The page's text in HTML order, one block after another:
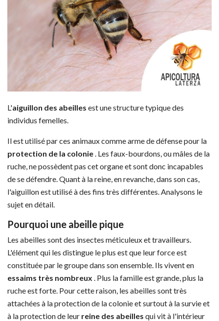
L'aiguillon des abeilles est une structure typique des
individus femelles.
Il est utilisé par ces animaux comme arme de défense pour la
protection de la colonie. Les faux-bourdons, ou mâles de la
ruche, ne possèdent pas cet organe et sont donc incapables
de se défendre. Quant à la reine, en revanche, dans son cas,
l'aiguillon est utilisé à des fins très différentes. Analysons le
sujet en détail.
Pourquoi une abeille pique
Les abeilles sont des insectes méticuleux et travailleurs.
L'élément qui les distingue le plus est que leur force est
constituée par le groupe dans son ensemble. Ils vivent en
essaims très nombreux . Plus la famille est grande, plus la
ruche est forte. Pour cette raison, les abeilles sont très
attachées à la protection de la colonie et surtout à la survie et
à la protection de leur reine des abeilles qui vit à l'intérieur